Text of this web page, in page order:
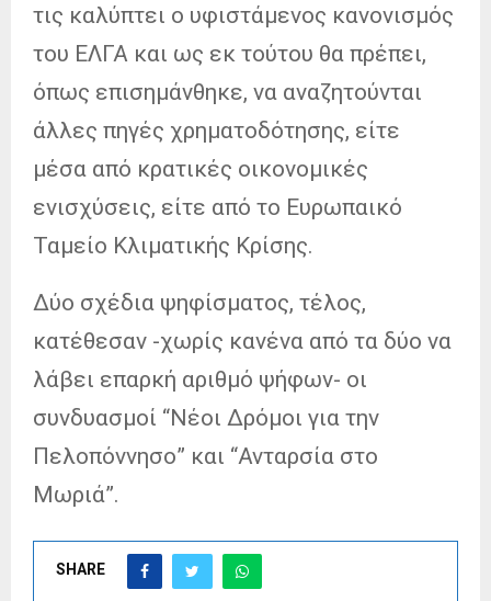
τις καλύπτει ο υφιστάμενος κανονισμός
του ΕΛΓΑ και ως εκ τούτου θα πρέπει,
όπως επισημάνθηκε, να αναζητούνται
άλλες πηγές χρηματοδότησης, είτε
μέσα από κρατικές οικονομικές
ενισχύσεις, είτε από το Ευρωπαικό
Ταμείο Κλιματικής Κρίσης.
Δύο σχέδια ψηφίσματος, τέλος,
κατέθεσαν -χωρίς κανένα από τα δύο να
λάβει επαρκή αριθμό ψήφων- οι
συνδυασμοί “Νέοι Δρόμοι για την
Πελοπόννησο” και “Ανταρσία στο
Μωριά”.
SHARE